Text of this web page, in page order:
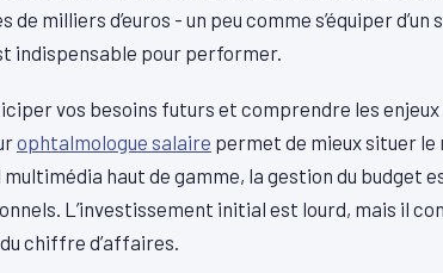
de milliers d’euros - un peu comme s’équiper
indispensable pour performer.
vos besoins futurs et comprendre les
ophtalmologue salaire permet de mieux situer le
haut de gamme, la gestion du budget
L’investissement initial est lourd, mais il
chiffre d’affaires.